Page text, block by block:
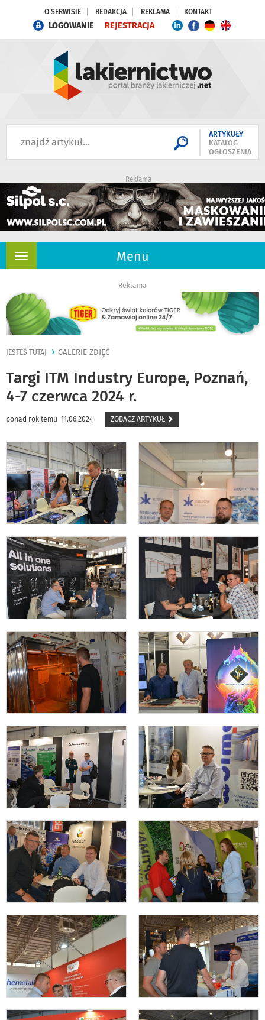
O SERWISIE REDAKCJA REKLAMA KONTAKT
LOGOWANIE REJESTRACJA
ARTYKUŁY
KATALOG
OGŁOSZENIA
Reklama
Menu
Rozwiń
Reklama
JESTEŚ TUTAJ GALERIE ZDJĘĆ
Targi ITM Industry Europe, Poznań,
4-7 czerwca 2024 r.
ponad rok temu 11.06.2024 ZOBACZ ARTYKUŁ